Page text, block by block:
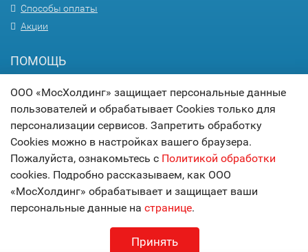
Способы оплаты
Акции
ПОМОЩЬ
Вопрос-ответ
Гарантия
Статьи
Карта сайта
© 2017 МОСХОЛДИНГ
технологии комфорта
ООО «МосХолдинг» защищает персональные данные
пользователей и обрабатывает Cookies только для
персонализации сервисов. Запретить обработку
Cookies можно в настройках вашего браузера.
Пожалуйста, ознакомьтесь с Политикой обработки
cookies. Подробно рассказываем, как ООО
«МосХолдинг» обрабатывает и защищает ваши
персональные данные на странице.
Принять